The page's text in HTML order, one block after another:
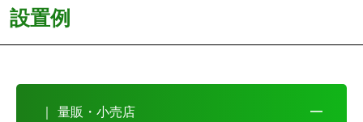
設置例
｜ 量販・小売店